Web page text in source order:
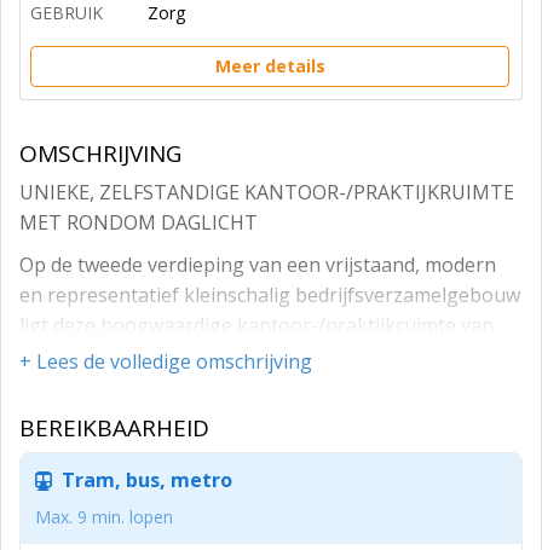
GEBRUIK Zorg
Meer details
OMSCHRIJVING
UNIEKE, ZELFSTANDIGE KANTOOR-/PRAKTIJKRUIMTE
MET RONDOM DAGLICHT
Op de tweede verdieping van een vrijstaand, modern
en representatief kleinschalig bedrijfsverzamelgebouw
ligt deze hoogwaardige kantoor-/praktijkruimte van
circa 120 m². De ruimte beschikt over drie separate
daglicht rondom, wat zorgt voor een prettige en
Het kantoor is praktisch ingericht en uitermate
geschikt voor uiteenlopende dienstverlenende en
+ Lees de volledige omschrijving
BEREIKBAARHEID
Tram, bus, metro
Max. 9 min. lopen